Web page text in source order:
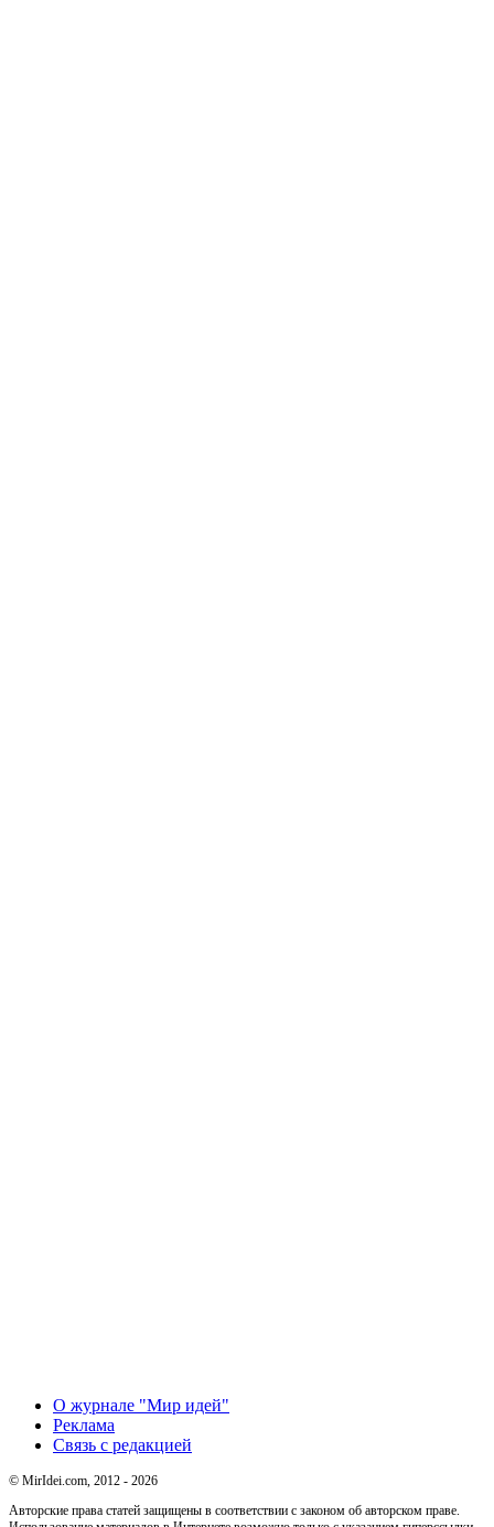
О журнале "Мир идей"
Реклама
Связь с редакцией
© MirIdei.com, 2012 - 2026
Авторские права статей защищены в соответствии с законом об авторском праве.